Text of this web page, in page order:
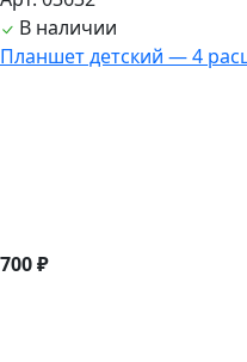
В наличии
Планшет детский — 4
700 ₽